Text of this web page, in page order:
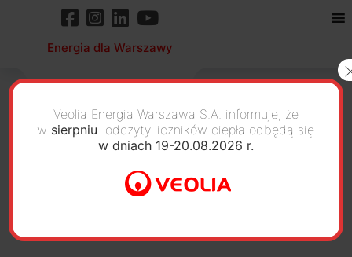
Energia dla Warszawy
SPECM@N
Veolia Energia Warszawa S.A. informuje, że
w sierpniu odczyty liczników ciepła odbędą się
w dniach 19-20.08.2026 r.